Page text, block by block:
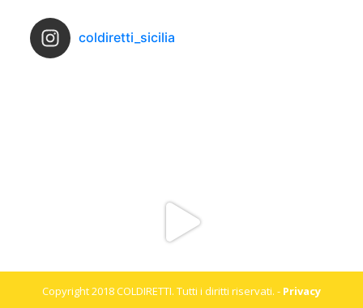
coldiretti_sicilia
Copyright 2018 COLDIRETTI. Tutti i diritti riservati. - Privacy